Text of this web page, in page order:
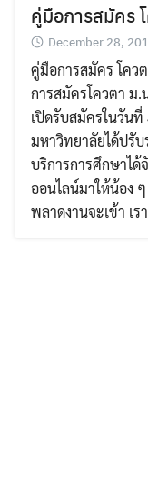
คู่มือการสมัคร
December 28,
คู่มือการสมัคร โคว
การสมัครโควตา ม.
เปิดรับสมัครในวัน
มหาวิทยาลัยได้ปรับ
บริการการศึกษาไ
ออนไลน์มาให้น้อง
พลาดงานจะเข้า เร